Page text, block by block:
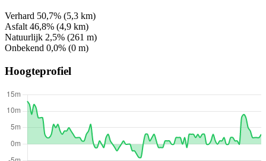
Verhard 50,7% (5,3 km)
Asfalt 46,8% (4,9 km)
Natuurlijk 2,5% (261 m)
Onbekend 0,0% (0 m)
Hoogteprofiel